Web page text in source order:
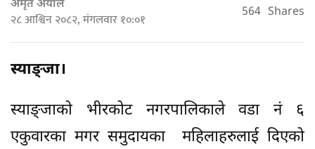
अमृत अर्याल
२८ आश्विन २०८२, मंगलवार १०:०१ 564 Shares
स्याङ्जा।
स्याङ्जाको भीरकोट नगरपालिकाले वडा नं ६
एकुवारका मगर समुदायका महिलाहरुलाई दिएको